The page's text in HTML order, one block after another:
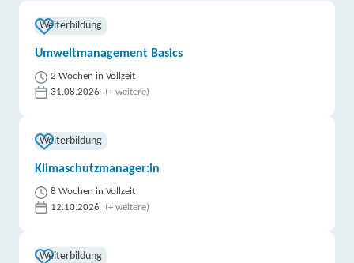
Weiterbildung
Umweltmanagement Basics
2 Wochen in Vollzeit
31.08.2026
(+ weitere)
Weiterbildung
Klimaschutzmanager:in
8 Wochen in Vollzeit
12.10.2026
(+ weitere)
Weiterbildung